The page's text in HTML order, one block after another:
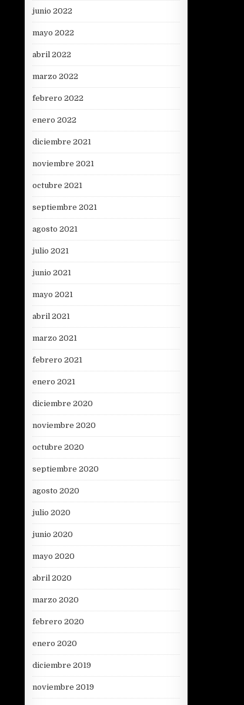
junio 2022
mayo 2022
abril 2022
marzo 2022
febrero 2022
enero 2022
diciembre 2021
noviembre 2021
octubre 2021
septiembre 2021
agosto 2021
julio 2021
junio 2021
mayo 2021
abril 2021
marzo 2021
febrero 2021
enero 2021
diciembre 2020
noviembre 2020
octubre 2020
septiembre 2020
agosto 2020
julio 2020
junio 2020
mayo 2020
abril 2020
marzo 2020
febrero 2020
enero 2020
diciembre 2019
noviembre 2019